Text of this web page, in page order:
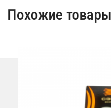
Похожие товары